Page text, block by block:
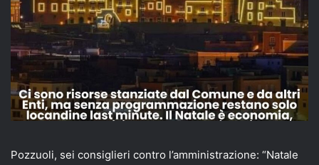
Pozzuoli, sei consiglieri contro l’amministrazione: “Natale